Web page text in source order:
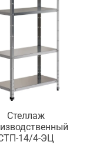
Стеллаж
14/4-ЭЦ